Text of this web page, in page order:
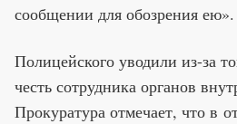
сообщении для обозрения ею».
Полицейского уводили из-за
честь сотрудника органов
Прокуратура отмечает, что в